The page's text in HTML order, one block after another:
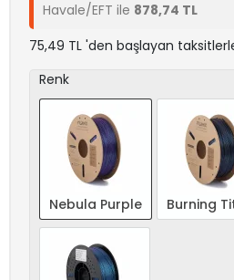
Havale/EFT ile 878,74 TL
75,49 TL 'den başlayan
Renk
Nebula Purple Burning